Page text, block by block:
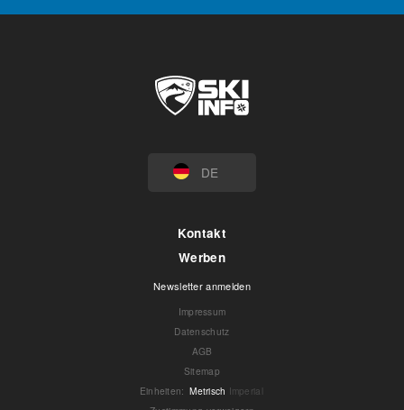
DE
Kontakt
Werben
Newsletter anmelden
Impressum
Datenschutz
AGB
Sitemap
Einheiten: Metrisch Imperial